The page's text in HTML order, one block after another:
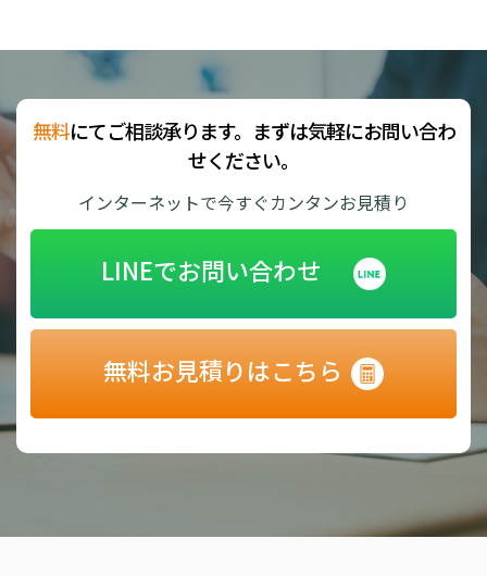
無料にてご相談承ります。まずは気軽にお問い合わ
せください。
インターネットで今すぐカンタンお見積り
LINEでお問い合わせ
無料お見積りはこちら